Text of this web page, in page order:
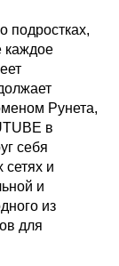
подростках,
каждое
Рунета,
в
себя
и
и
из
для